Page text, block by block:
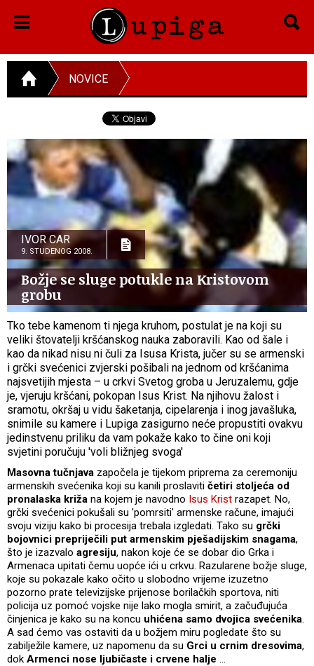
NOVICE
IVOR CAR
9. STUDENOG 2008.
Božje se sluge potukle na Kristovom
grobu
Tko tebe kamenom ti njega kruhom, postulat je na koji su
veliki štovatelji kršćanskog nauka zaboravili. Kao od šale i
kao da nikad nisu ni čuli za Isusa Krista, jučer su se armenski
i grčki svećenici zvjerski pošibali na jednom od kršćanima
najsvetijih mjesta – u crkvi Svetog groba u Jeruzalemu, gdje
je, vjeruju kršćani, pokopan Isus Krist. Na njihovu žalost i
sramotu, okršaj u vidu šaketanja, cipelarenja i inog javašluka,
snimile su kamere i Lupiga zasigurno neće propustiti ovakvu
jedinstvenu priliku da vam pokaže kako to čine oni koji
svjetini poručuju 'voli bližnjeg svoga'
Masovna tučnjava započela je tijekom priprema za ceremoniju
armenskih svećenika koji su kanili proslaviti četiri stoljeća od
pronalaska križa na kojem je navodno Isus Krist razapet. No,
grčki svećenici pokušali su 'pomrsiti' armenske račune, imajući
svoju viziju kako bi procesija trebala izgledati. Tako su grčki
bojovnici prepriječili put armenskim pješadijskim snagama,
što je izazvalo agresiju, nakon koje će se dobar dio Grka i
Armenaca upitati čemu uopće ići u crkvu. Razularene božje sluge,
koje su pokazale kako očito u slobodno vrijeme izuzetno
pozorno prate televizijske prijenose borilačkih sportova, niti
policija uz pomoć vojske nije lako mogla smirit, a začuđujuća
činjenica je kako su na koncu uhićena samo dvojica svećenika.
A sad ćemo vas ostaviti da u božjem miru pogledate što su
zabilježile kamere, uz napomenu da su Grci u crnim dresovima,
dok Armenci nose ljubičaste i crvene halje …